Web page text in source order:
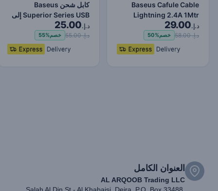
Baseus Cafule Cable
Lightning 2.4A 1Mtr
Red+Black
د.إ.29.00
د.إ. 58.00 خصم50%
كابل شحن Baseus
Superior Series USB إلى
Lightning-Fast لنقل البي…
د.إ.25.00
د.إ. 55.00 خصم55%
العنوان الكامل
AL ARQOOB Trading LLC
Salah Al Din St - Al Khabaisi, Deira, P.O. Box 33488,